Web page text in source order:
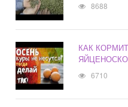
8688
КАК
6710